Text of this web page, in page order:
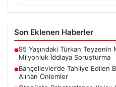
Son Eklenen Haberler
■95 Yaşındaki Türkan Teyzenin
Milyonluk İddiaya Soruşturma
■Bahçelievler’de Tahliye Edilen
Alınan Önlemler